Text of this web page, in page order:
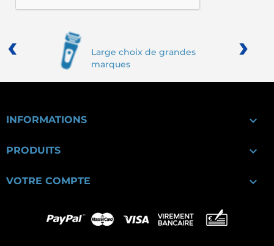
Large choix de grandes
marques
‹ ›
INFORMATIONS 
PRODUITS 
VOTRE COMPTE 